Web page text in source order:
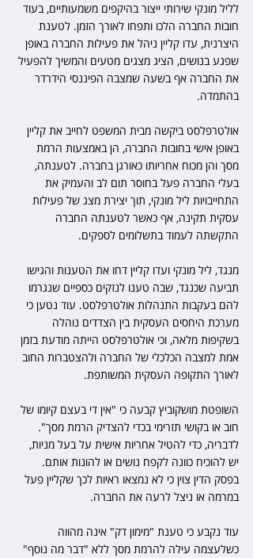
לליל מונקי שירותי ייצור בהיקפים משמעותיים, בעוד
חובות החברה הלכו ותפחו לאורך הזמן. לטענת
היצרנית, עדו קליין ניהל את פעילות החברה באופן
שפגע בנושים, הציג מצגים מטעים והמשיך להפעיל
את החברה אף בשעה שמצבה הפיננסי הידרדר
בהתמדה.
אולטרפלסט ביקשה מבית המשפט לחייב את קליין
באופן אישי בחובות החברה, הן באמצעות הרמת
מסך והן מכוח אחריותו כאורגן בחברה. לטענתה,
בעלי החברה פעל בחוסר תום לב והעמיק את
התחייבויות ליל מונקי, תוך יצירת מצג של פעילות
עסקית תקינה, אף כאשר לטענתה החברה
התקשתה לעמוד בתשלומים לספקים.
מנגד, ליל מונקי ועדו קליין דחו את הטענות והגישו
תביעה שכנגד, שבה טענו לנזקים כספיים שנגרמו
להם בעקבות התנהלות אולטרפלסט. עוד נטען כי
מערכת היחסים העסקית בין הצדדים נוהלה
בשקיפות מלאה, וכי אולטרפלסט הייתה מודעת בזמן
אמת למצבה הכלכלי של החברה ולהצטברות החוב
לאורך התקופה העסקית המשותפת.
השופטת מושקוביץ קבעה כי "אין די בעצם קיומו של
חוב או בקושי תזרימי בכדי להצדיק הרמת מסך".
לדבריה, כדי להטיל אחריות אישית על בעל מניות,
יש להוכיח כוונה לקפח נושים או להונות אותם.
בפסק הדין צוין כי לא נמצאו ראיות לכך שקליין פעל
במרמה או ניצל לרעה את החברה.
עוד נקבע כי טענת "מימון דק" אינה מהווה
כשלעצמה עילה להרמת מסך ללא "דבר מה נוסף"